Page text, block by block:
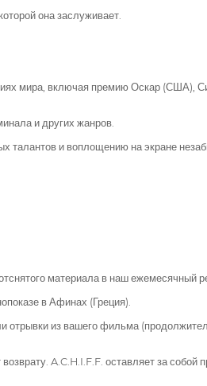
она заслуживает.
мира, включая премию Оскар (США),
и других жанров.
талантов и воплощению на экране
материала в наш ежемесячный
в Афинах (Греция).
отрывки из вашего фильма
A.C.H.I.F.F. оставляет за собой